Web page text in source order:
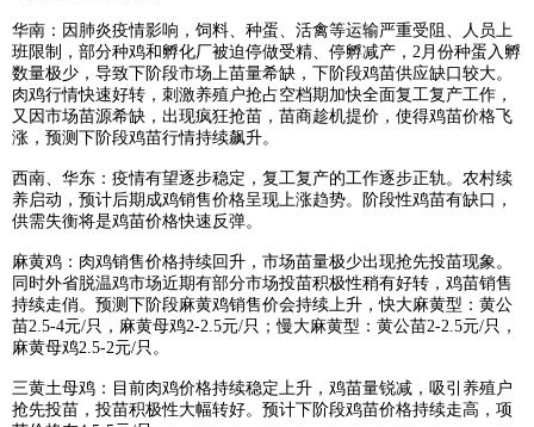
华南：因肺炎疫情影响，饲料、种蛋、活禽等运输严重受阻、人员上
班限制，部分种鸡和孵化厂被迫停做受精、停孵减产，2月份种蛋入孵
数量极少，导致下阶段市场上苗量希缺，下阶段鸡苗供应缺口较大。
肉鸡行情快速好转，刺激养殖户抢占空档期加快全面复工复产工作，
又因市场苗源希缺，出现疯狂抢苗，苗商趁机提价，使得鸡苗价格飞
涨，预测下阶段鸡苗行情持续飙升。
西南、华东：疫情有望逐步稳定，复工复产的工作逐步正轨。农村续
养启动，预计后期成鸡销售价格呈现上涨趋势。阶段性鸡苗有缺口，
供需失衡将是鸡苗价格快速反弹。
麻黄鸡：肉鸡销售价格持续回升，市场苗量极少出现抢先投苗现象。
同时外省脱温鸡市场近期有部分市场投苗积极性稍有好转，鸡苗销售
持续走俏。预测下阶段麻黄鸡销售价会持续上升，快大麻黄型：黄公
苗2.5-4元/只，麻黄母鸡2-2.5元/只；慢大麻黄型：黄公苗2-2.5元/只，
麻黄母鸡2.5-2元/只。
三黄土母鸡：目前肉鸡价格持续稳定上升，鸡苗量锐减，吸引养殖户
抢先投苗，投苗积极性大幅转好。预计下阶段鸡苗价格持续走高，项